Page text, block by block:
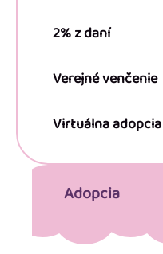
2% z daní
Verejné venčenie
Virtuálna adopcia
Adopcia